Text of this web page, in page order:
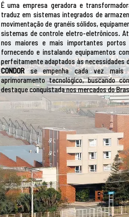
É uma empresa geradora e
traduz em sistemas integrados de
movimentação de granéis sólidos,
sistemas de controle eletro-eletrônicos.
nos maiores e mais importantes
fornecendo e instalando equipamentos
perfeitamente adaptados às necessidades
CONDORse empenha cada vez mais
aprimoramento tecnológico, buscando
destaque conquistada nos mercados do